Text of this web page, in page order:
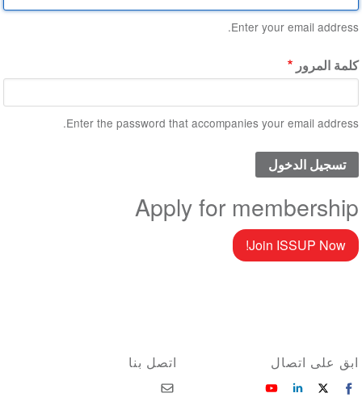
Enter your email address.
كلمة المرور
Enter the password that accompanies your email address.
Apply for membership
Join ISSUP Now!
اتصل بنا ابق على اتصال